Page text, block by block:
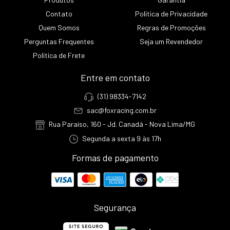
Contato
Quem Somos
Perguntas Frequentes
Política de Frete
Política de Privacidade
Regras de Promoções
Seja um Revendedor
Entre em contato
(31) 98334-7142
sac@foxracing.com.br
Rua Paraiso, 160 - Jd. Canadá - Nova Lima/MG
Segunda a sexta 9 às 17h
Formas de pagamento
Segurança